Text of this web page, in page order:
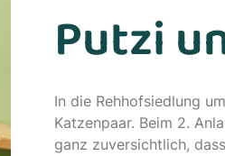
Putzi
In die Rehhofsiedlung
Katzenpaar. Beim 2.
ganz zuversichtlich,